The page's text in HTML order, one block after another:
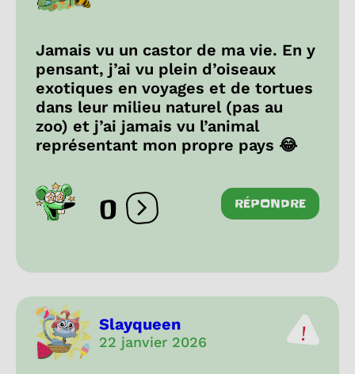
Jamais vu un castor de ma vie. En y
pensant, j’ai vu plein d’oiseaux
exotiques en voyages et de tortues
dans leur milieu naturel (pas au
zoo) et j’ai jamais vu l’animal
représentant mon propre pays 😂
0 Ouvrir les réactions
RÉPONDRE
Slayqueen
22 janvier 2026